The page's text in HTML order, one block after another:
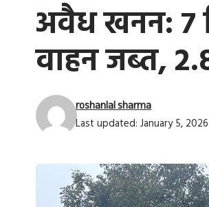
अवैध खनन: 7
वाहन जब्त,
Last updated: January 5, 2026
roshanlal sharma